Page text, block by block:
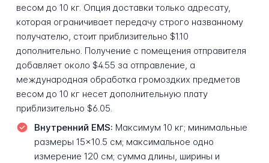
весом до 10 кг. Опция доставки только адресату,
которая ограничивает передачу строго названному
получателю, стоит приблизительно $1.10
дополнительно. Получение с помещения отправителя
добавляет около $4.55 за отправление, а
международная обработка громоздких предметов
весом до 10 кг несет дополнительную плату
приблизительно $6.05.
Внутренний EMS: Максимум 10 кг; минимальные
размеры 15×10.5 см; максимальное одно
измерение 120 см; сумма длины, ширины и